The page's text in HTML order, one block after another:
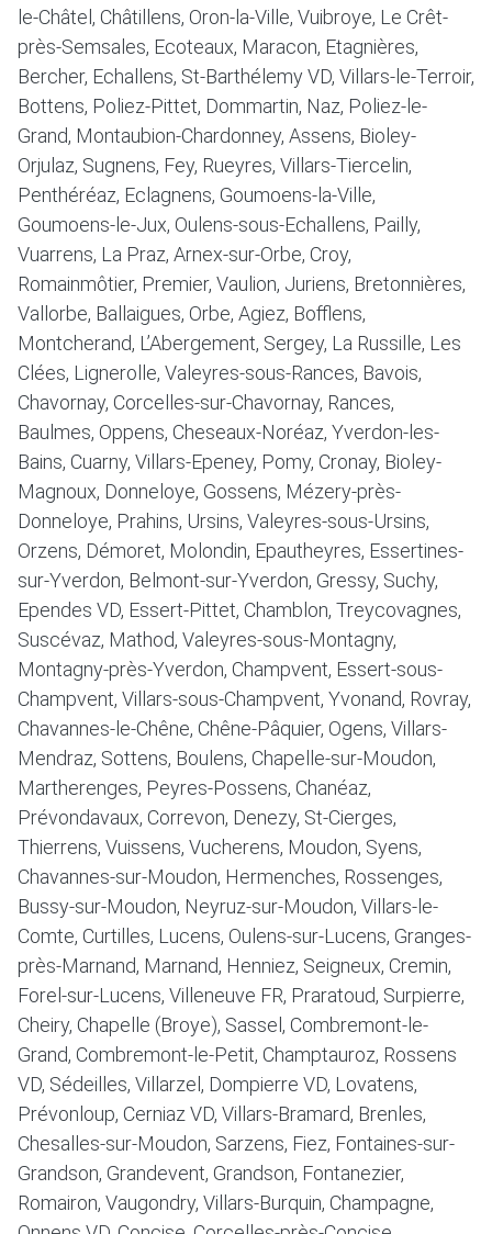
le-Châtel, Châtillens, Oron-la-Ville, Vuibroye, Le Crêt-
près-Semsales, Ecoteaux, Maracon, Etagnières,
Bercher, Echallens, St-Barthélemy VD, Villars-le-Terroir,
Bottens, Poliez-Pittet, Dommartin, Naz, Poliez-le-
Grand, Montaubion-Chardonney, Assens, Bioley-
Orjulaz, Sugnens, Fey, Rueyres, Villars-Tiercelin,
Penthéréaz, Eclagnens, Goumoens-la-Ville,
Goumoens-le-Jux, Oulens-sous-Echallens, Pailly,
Vuarrens, La Praz, Arnex-sur-Orbe, Croy,
Romainmôtier, Premier, Vaulion, Juriens, Bretonnières,
Vallorbe, Ballaigues, Orbe, Agiez, Bofflens,
Montcherand, L’Abergement, Sergey, La Russille, Les
Clées, Lignerolle, Valeyres-sous-Rances, Bavois,
Chavornay, Corcelles-sur-Chavornay, Rances,
Baulmes, Oppens, Cheseaux-Noréaz, Yverdon-les-
Bains, Cuarny, Villars-Epeney, Pomy, Cronay, Bioley-
Magnoux, Donneloye, Gossens, Mézery-près-
Donneloye, Prahins, Ursins, Valeyres-sous-Ursins,
Orzens, Démoret, Molondin, Epautheyres, Essertines-
sur-Yverdon, Belmont-sur-Yverdon, Gressy, Suchy,
Ependes VD, Essert-Pittet, Chamblon, Treycovagnes,
Suscévaz, Mathod, Valeyres-sous-Montagny,
Montagny-près-Yverdon, Champvent, Essert-sous-
Champvent, Villars-sous-Champvent, Yvonand, Rovray,
Chavannes-le-Chêne, Chêne-Pâquier, Ogens, Villars-
Mendraz, Sottens, Boulens, Chapelle-sur-Moudon,
Martherenges, Peyres-Possens, Chanéaz,
Prévondavaux, Correvon, Denezy, St-Cierges,
Thierrens, Vuissens, Vucherens, Moudon, Syens,
Chavannes-sur-Moudon, Hermenches, Rossenges,
Bussy-sur-Moudon, Neyruz-sur-Moudon, Villars-le-
Comte, Curtilles, Lucens, Oulens-sur-Lucens, Granges-
près-Marnand, Marnand, Henniez, Seigneux, Cremin,
Forel-sur-Lucens, Villeneuve FR, Praratoud, Surpierre,
Cheiry, Chapelle (Broye), Sassel, Combremont-le-
Grand, Combremont-le-Petit, Champtauroz, Rossens
VD, Sédeilles, Villarzel, Dompierre VD, Lovatens,
Prévonloup, Cerniaz VD, Villars-Bramard, Brenles,
Chesalles-sur-Moudon, Sarzens, Fiez, Fontaines-sur-
Grandson, Grandevent, Grandson, Fontanezier,
Romairon, Vaugondry, Villars-Burquin, Champagne,